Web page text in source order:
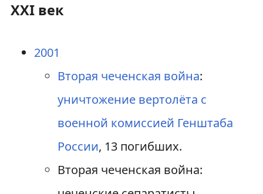
XXI век
2001
Вторая чеченская война:
уничтожение вертолёта с
военной комиссией Генштаба
России, 13 погибших.
Вторая чеченская война: